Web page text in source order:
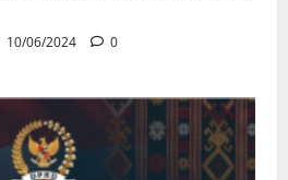
10/06/2024 0